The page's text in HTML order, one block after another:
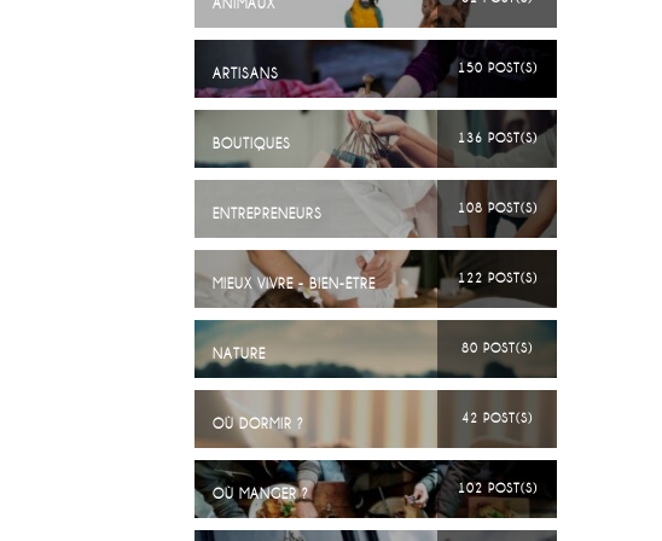
ANIMAUX
ARTISANS 150 POST(S)
BOUTIQUES 136 POST(S)
ENTREPRENEURS 108 POST(S)
MIEUX VIVRE - BIEN-ÊTRE 122 POST(S)
NATURE 80 POST(S)
OÙ DORMIR ? 42 POST(S)
OÙ MANGER ? 102 POST(S)